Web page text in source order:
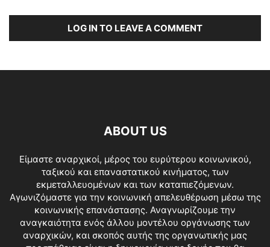
LOG IN TO LEAVE A COMMENT
ABOUT US
Είμαστε αναρχικοί, μέρος του ευρύτερου κοινωνικού,
ταξικού και επαναστατικού κινήματος, των
εκμεταλλευομένων και των καταπιεζόμενων.
Αγωνιζόμαστε για την κοινωνική απελευθέρωση μέσω της
κοινωνικής επανάστασης. Αναγνωρίζουμε την
αναγκαιότητα ενός άλλου μοντέλου οργάνωσης των
αναρχικών, και σκοπός αυτής της οργανωτικής μας